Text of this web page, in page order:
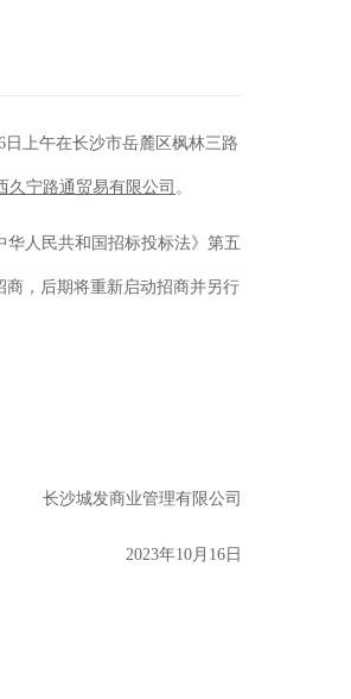
日上午在长沙市岳麓区枫林三路
久宁路通贸易有限公司 。
华人民共和国招标投标法》第五
，后期将重新启动招商并另行
长沙城发商业管理有限公司
2023年10月 16 日